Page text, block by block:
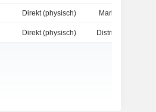
Direkt (physisch) Marktwert
Direkt (physisch) Distribution